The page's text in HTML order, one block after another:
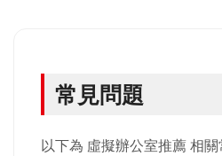
常見問題
以下為 虛擬辦公室推薦 相